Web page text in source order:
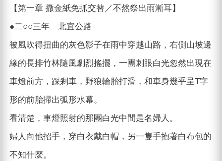
【第一章 撒金紙免抓交替／不然祭出雨漸耳】
●二○○三年 北宜公路
被風吹得扭曲的灰色影子在雨中穿越山路，右側山坡邊
緣的長排竹林隨風劇烈搖擺，一團刺眼白光忽然出現在
車燈前方，踩剎車，野狼輪胎打滑，和車身幾乎呈T字
形的前胎掃出弧形水幕。
看清楚，車燈照射的那團白光中間是名婦人。
婦人向他招手，穿白衣戴白帽，另一隻手抱著白布包的
不知什麼。